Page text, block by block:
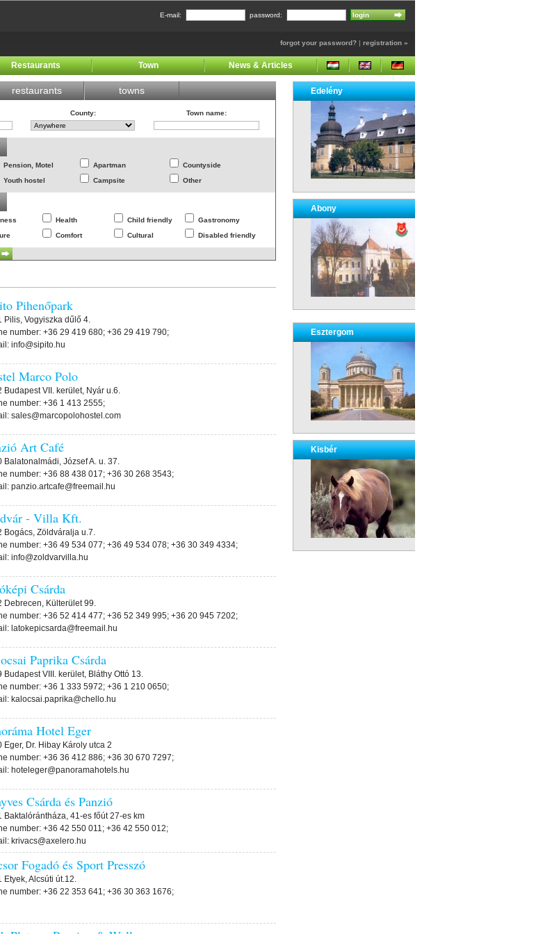
E-mail: password:
forgot your password? | registration »
Restaurants Town News & Articles
restaurants towns
County: Town name:
Pension, Motel Apartman
Countyside
Youth hostel Campsite Other
Health Child friendly
Gastronomy
Comfort Cultural Disabled friendly
Pihenőpark
Pilis, Vogyiszka dűlő 4.
number: +36 29 419 680; +36 29 419 790;
info@sipito.hu
Marco Polo
Budapest VII. kerület, Nyár u.6.
number: +36 1 413 2555;
sales@marcopolohostel.com
Art Café
Balatonalmádi, József A. u. 37.
number: +36 88 438 017; +36 30 268 3543;
panzio.artcafe@freemail.hu
- Villa Kft.
Bogács, Zöldváralja u.7.
number: +36 49 534 077; +36 49 534 078; +36 30 349 4334;
info@zoldvarvilla.hu
Csárda
Debrecen, Külterület 99.
number: +36 52 414 477; +36 52 349 995; +36 20 945 7202;
latokepicsarda@freemail.hu
Paprika Csárda
Budapest VIII. kerület, Bláthy Ottó 13.
number: +36 1 333 5972; +36 1 210 0650;
kalocsai.paprika@chello.hu
Hotel Eger
Eger, Dr. Hibay Károly utca 2
number: +36 36 412 886; +36 30 670 7297;
hoteleger@panoramahotels.hu
Csárda és Panzió
Baktalórántháza, 41-es főút 27-es km
number: +36 42 550 011; +36 42 550 012;
krivacs@axelero.hu
Fogadó és Sport Presszó
Etyek, Alcsúti út.12.
number: +36 22 353 641; +36 30 363 1676;
Edelény
Abony
Esztergom
Kisbér